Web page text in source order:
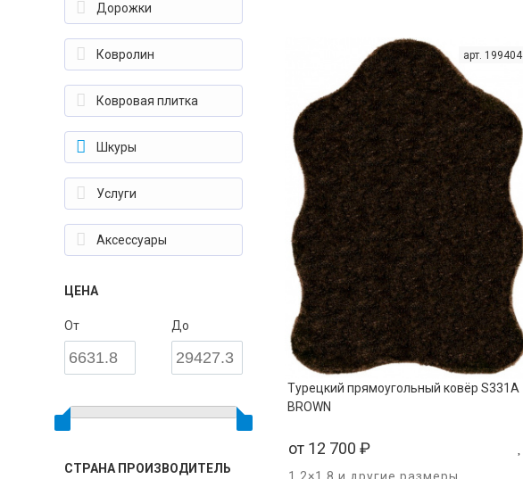
арт. 199404
Турецкий прямоугольный ковёр S331A
BROWN
от 12 700 ₽
дорожки
ковролин
ковровая плитка
шкуры
услуги
аксессуары
ЦЕНА
От До
ШИРИНА
СТРАНА ПРОИЗВОДИТЕЛЬ